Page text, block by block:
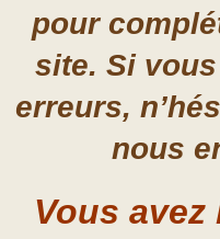
pour
site. Si
erreurs,
nous
Vous avez